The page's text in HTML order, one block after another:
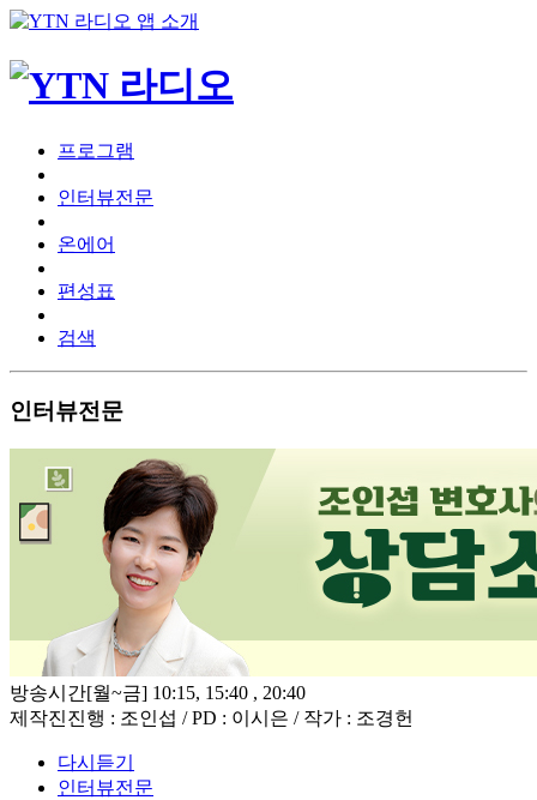
프로그램
인터뷰전문
온에어
편성표
검색
인터뷰전문
방송시간[월~금] 10:15, 15:40 , 20:40
제작진진행 : 조인섭 / PD : 이시은 / 작가 : 조경헌
다시듣기
인터뷰전문